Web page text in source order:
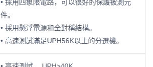
• 採用四象限電路，可以很好的保護被測元
件。
• 採用懸浮電源和全對稱結構。
• 高速測試滿足UPH56K以上的分選機。